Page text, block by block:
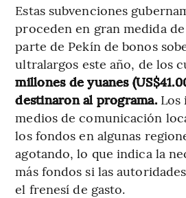
Estas subvenciones
proceden en gran medida
parte de Pekín de bonos
ultralargos este año, de los
millones de yuanes
destinaron al programa.Los
medios de comunicación
los fondos en algunas
agotando, lo que indica la
más fondos si las
el frenesí de gasto.